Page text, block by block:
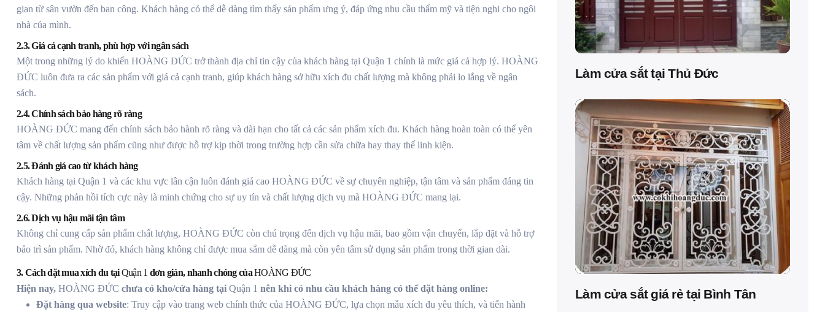
gian từ sân vườn đến ban công. Khách hàng có thể dễ dàng tìm thấy sản phẩm ưng ý, đáp ứng nhu cầu thẩm mỹ và tiện nghi cho ngôi
nhà của mình.
2.3. Giá cả cạnh tranh, phù hợp với ngân sách
Một trong những lý do khiến HOÀNG ĐỨC trở thành địa chỉ tin cậy của khách hàng tại Quận 1 chính là mức giá cả hợp lý. HOÀNG
ĐỨC luôn đưa ra các sản phẩm với giá cả cạnh tranh, giúp khách hàng sở hữu xích đu chất lượng mà không phải lo lắng về ngân
sách.
2.4. Chính sách bảo hàng rõ ràng
HOÀNG ĐỨC mang đến chính sách bảo hành rõ ràng và dài hạn cho tất cả các sản phẩm xích đu. Khách hàng hoàn toàn có thể yên
tâm về chất lượng sản phẩm cũng như được hỗ trợ kịp thời trong trường hợp cần sửa chữa hay thay thế linh kiện.
2.5. Đánh giá cao từ khách hàng
Khách hàng tại Quận 1 và các khu vực lân cận luôn đánh giá cao HOÀNG ĐỨC về sự chuyên nghiệp, tận tâm và sản phẩm đáng tin
cậy. Những phản hồi tích cực này là minh chứng cho sự uy tín và chất lượng dịch vụ mà HOÀNG ĐỨC mang lại.
2.6. Dịch vụ hậu mãi tận tâm
Không chỉ cung cấp sản phẩm chất lượng, HOÀNG ĐỨC còn chú trọng đến dịch vụ hậu mãi, bao gồm vận chuyển, lắp đặt và hỗ trợ
bảo trì sản phẩm. Nhờ đó, khách hàng không chỉ được mua sắm dễ dàng mà còn yên tâm sử dụng sản phẩm trong thời gian dài.
3. Cách đặt mua xích đu tạiQuận 1 đơn giản, nhanh chóng củaHOÀNG ĐỨC
Hiện nay, HOÀNG ĐỨC chưa có kho/cửa hàng tại Quận 1 nên khi có nhu cầu khách hàng có thể đặt hàng online:
Đặt hàng qua website: Truy cập vào trang web chính thức của HOÀNG ĐỨC, lựa chọn mẫu xích đu yêu thích, và tiến hành
Làm cửa sắt tại Thủ Đức
Làm cửa sắt giá rẻ tại Bình Tân